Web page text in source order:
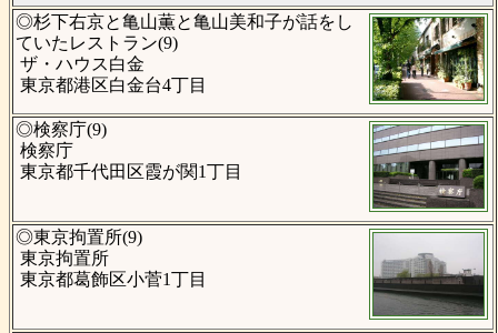
◎杉下右京と亀山薫と亀山美和子が話をし
ていたレストラン(9)
ザ・ハウス白金
東京都港区白金台4丁目
◎検察庁(9)
検察庁
東京都千代田区霞が関1丁目
◎東京拘置所(9)
東京拘置所
東京都葛飾区小菅1丁目